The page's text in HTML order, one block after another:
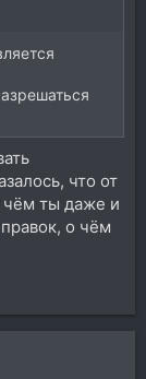
что от
ты даже и
о чём